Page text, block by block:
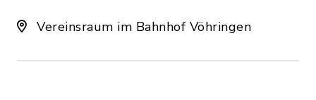
Vereinsraum im Bahnhof Vöhringen